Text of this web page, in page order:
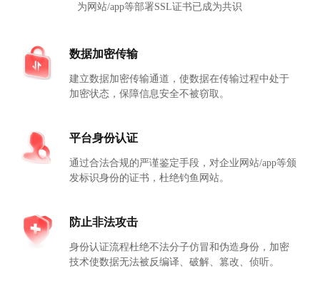
为网站/app等部署SSL证书已成为共识
数据加密传输
建立数据加密传输通道，使数据在传输过程中处于
加密状态，保障信息安全不被窃取。
平台身份认证
通过合法合规的严谨鉴定手段，对企业网站/app等颁
发标识身份的证书，杜绝钓鱼网站。
防止非法攻击
身份认证流程杜绝不法分子仿冒和伪造身份，加密
技术使数据无法被反编译、破解、篡改、侦听。